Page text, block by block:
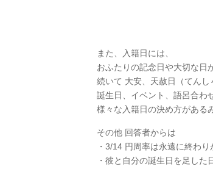
また、入籍日には、
おふたりの記念日や大切な日
続いて 大安、天赦日（てんし
誕生日、イベント、語呂合わ
様々な入籍日の決め方がある
その他 回答者からは
・3/14 円周率は永遠に終わり
・彼と自分の誕生日を足した